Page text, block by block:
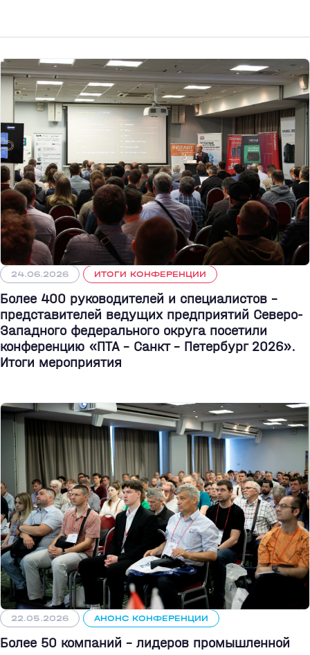
24.06.2026 ИТОГИ КОНФЕРЕНЦИИ
Более 400 руководителей и специалистов –
представителей ведущих предприятий Северо-
Западного федерального округа посетили
конференцию «ПТА – Санкт - Петербург 2026».
Итоги мероприятия
22.05.2026 АНОНС КОНФЕРЕНЦИИ
Более 50 компаний - лидеров промышленной